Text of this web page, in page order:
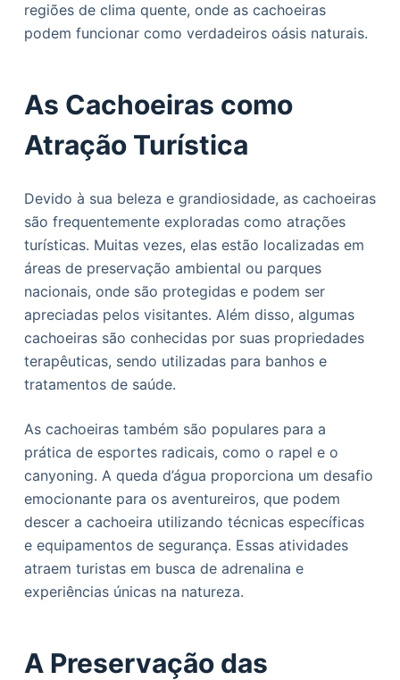
regiões de clima quente, onde as cachoeiras
podem funcionar como verdadeiros oásis naturais.
As Cachoeiras como
Atração Turística
Devido à sua beleza e grandiosidade, as cachoeiras
são frequentemente exploradas como atrações
turísticas. Muitas vezes, elas estão localizadas em
áreas de preservação ambiental ou parques
nacionais, onde são protegidas e podem ser
apreciadas pelos visitantes. Além disso, algumas
cachoeiras são conhecidas por suas propriedades
terapêuticas, sendo utilizadas para banhos e
tratamentos de saúde.
As cachoeiras também são populares para a
prática de esportes radicais, como o rapel e o
canyoning. A queda d’água proporciona um desafio
emocionante para os aventureiros, que podem
descer a cachoeira utilizando técnicas específicas
e equipamentos de segurança. Essas atividades
atraem turistas em busca de adrenalina e
experiências únicas na natureza.
A Preservação das